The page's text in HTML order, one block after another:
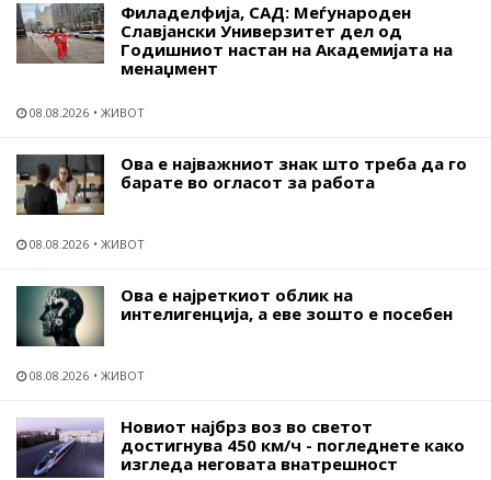
Филаделфија, САД: Меѓународен
Славјански Универзитет дел од
Годишниот настан на Академијата на
менаџмент
08.08.2026 ЖИВОТ
Ова е најважниот знак што треба да го
барате во огласот за работа
08.08.2026 ЖИВОТ
Ова е најреткиот облик на
интелигенција, а еве зошто е посебен
08.08.2026 ЖИВОТ
Новиот најбрз воз во светот
достигнува 450 км/ч - погледнете како
изгледа неговата внатрешност